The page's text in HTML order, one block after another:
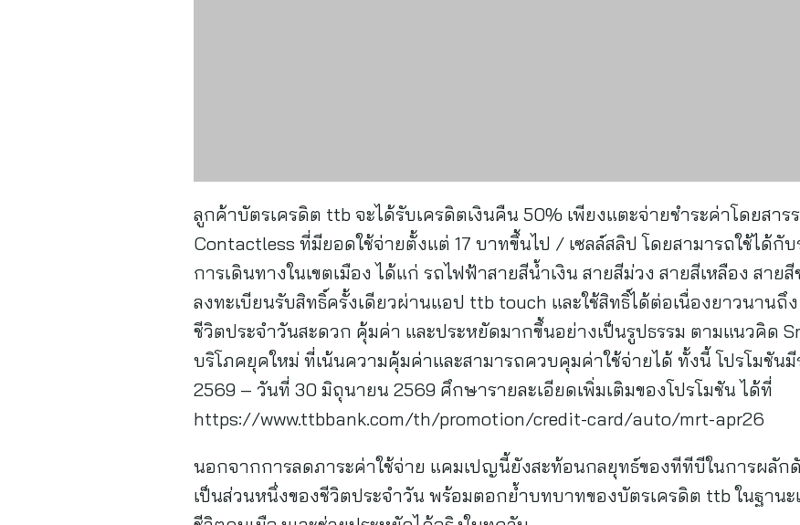
ลูกค้าบัตรเครดิต ttb จะได้รับเครดิตเงินคืน 50% เพียงแตะจ่ายชำระค่าโดยสาร
Contactless ที่มียอดใช้จ่ายตั้งแต่ 17 บาทขึ้นไป / เซลล์สลิป โดยสามารถใช้ได้
การเดินทางในเขตเมือง ได้แก่ รถไฟฟ้าสายสีน้ำเงิน สายสีม่วง สายสีเหลือง สาย
ลงทะเบียนรับสิทธิ์ครั้งเดียวผ่านแอป ttb touch และใช้สิทธิ์ได้ต่อเนื่องยาวนานถึ
ชีวิตประจำวันสะดวก คุ้มค่า และประหยัดมากขึ้นอย่างเป็นรูปธรรม ตามแนวคิด
บริโภคยุคใหม่ ที่เน้นความคุ้มค่าและสามารถควบคุมค่าใช้จ่ายได้ ทั้งนี้ โปรโมชันมี
2569 – วันที่ 30 มิถุนายน 2569 ศึกษารายละเอียดเพิ่มเติมของโปรโมชัน ได้ที่
https://www.ttbbank.com/th/promotion/credit-card/auto/mrt-apr26
นอกจากการลดภาระค่าใช้จ่าย แคมเปญนี้ยังสะท้อนกลยุทธ์ของทีทีบีในการผลักดั
เป็นส่วนหนึ่งของชีวิตประจำวัน พร้อมตอกย้ำบทบาทของบัตรเครดิต ttb ในฐานะ